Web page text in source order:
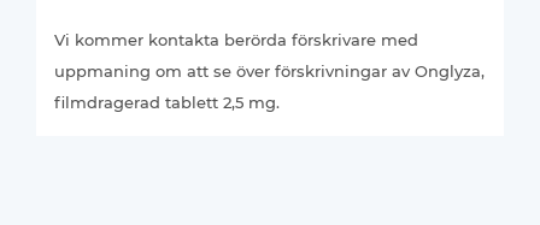
Vi kommer kontakta berörda förskrivare med
uppmaning om att se över förskrivningar av Onglyza,
filmdragerad tablett 2,5 mg.